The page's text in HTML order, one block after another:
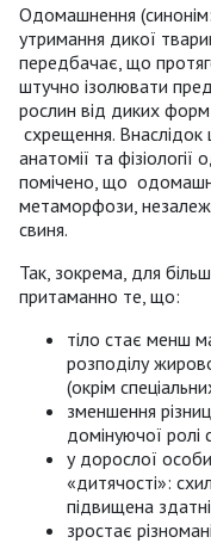
Одомашнення
утримання дикої
передбачає, що
штучно ізолювати
рослин від диких
схрещення. Внаслідок
анатомії та
помічено, що
метаморфози,
свиня.
Так, зокрема, для
притаманно те, що:
тіло стає менш
розподілу
(окрім
зменшення
домінуючої ролі
у дорослої
«дитячості»:
підвищена
зростає